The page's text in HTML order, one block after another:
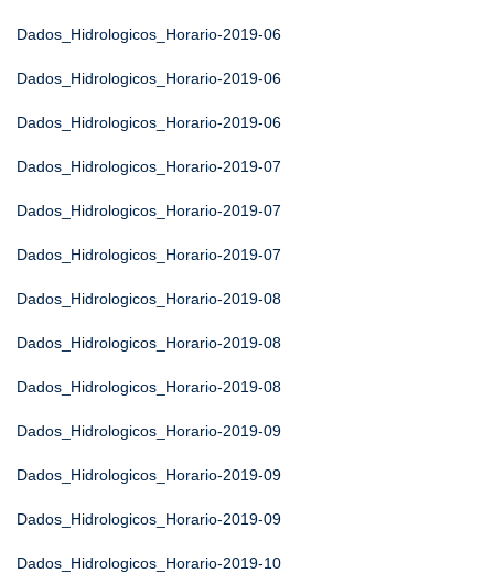
Dados_Hidrologicos_Horario-2019-06
Dados_Hidrologicos_Horario-2019-06
Dados_Hidrologicos_Horario-2019-06
Dados_Hidrologicos_Horario-2019-07
Dados_Hidrologicos_Horario-2019-07
Dados_Hidrologicos_Horario-2019-07
Dados_Hidrologicos_Horario-2019-08
Dados_Hidrologicos_Horario-2019-08
Dados_Hidrologicos_Horario-2019-08
Dados_Hidrologicos_Horario-2019-09
Dados_Hidrologicos_Horario-2019-09
Dados_Hidrologicos_Horario-2019-09
Dados_Hidrologicos_Horario-2019-10